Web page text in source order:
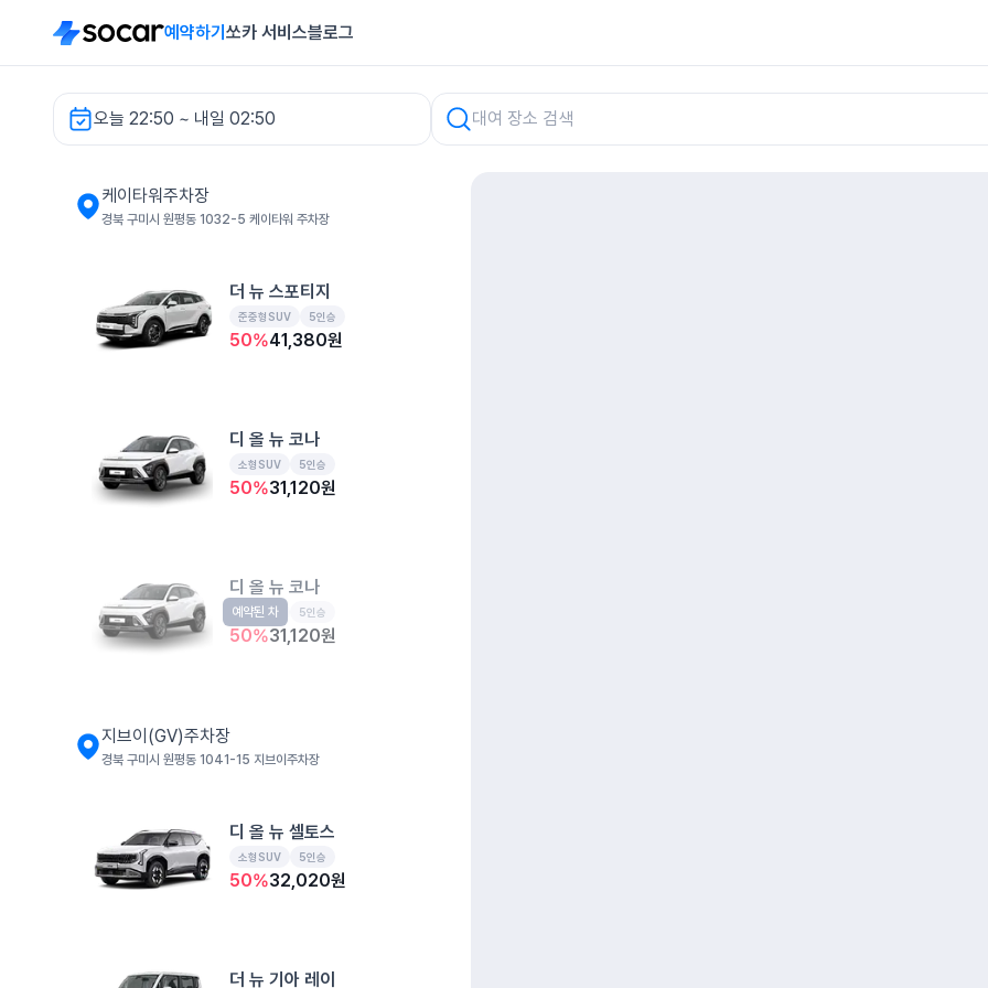
예약하기 쏘카 서비스블로그
오늘 22:50 ~ 내일 02:50
케이타워주차장 렌터카
케이타워주차장
경북 구미시 원평동 1032-5 케이타워 주차장
더 뉴 스포티지
준중형SUV 5인승
50%41,380원
디 올 뉴 코나
소형SUV 5인승
50%31,120원
디 올 뉴 코나
소형SUV 5인승
50%31,120원
예약된 차
지브이(GV)주차장
경북 구미시 원평동 1041-15 지브이주차장
디 올 뉴 셀토스
소형SUV 5인승
50%32,020원
더 뉴 기아 레이